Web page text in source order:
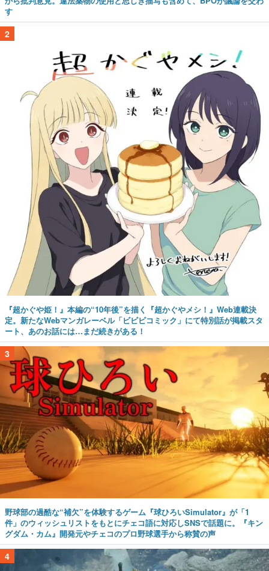
す
2
『超かぐや姫！』本編の“10年後”を描く『超かぐやメシ！』Web連載決
定。新たなWebマンガレーベル「ビビビコミック」にて特別話が掲載スタ
ート、あのお話には…まだ続きがある！
3
野球部の過酷な“補欠”を体験するゲーム『球ひろいSimulator』が「1
件」のウィッシュリストをもとにチェコ語に対応しSNSで話題に。『キン
グダム・カム』開発元やチェコのプロ野球選手から称賛の声
4